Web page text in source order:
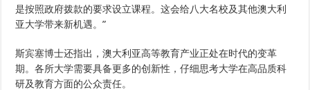
是按照政府拨款的要求设立课程。这会给八大名校及其他澳大利
亚大学带来新机遇。”
斯宾塞博士还指出，澳大利亚高等教育产业正处在时代的变革
期。各所大学需要具备更多的创新性，仔细思考大学在高品质科
研及教育方面的公众责任。